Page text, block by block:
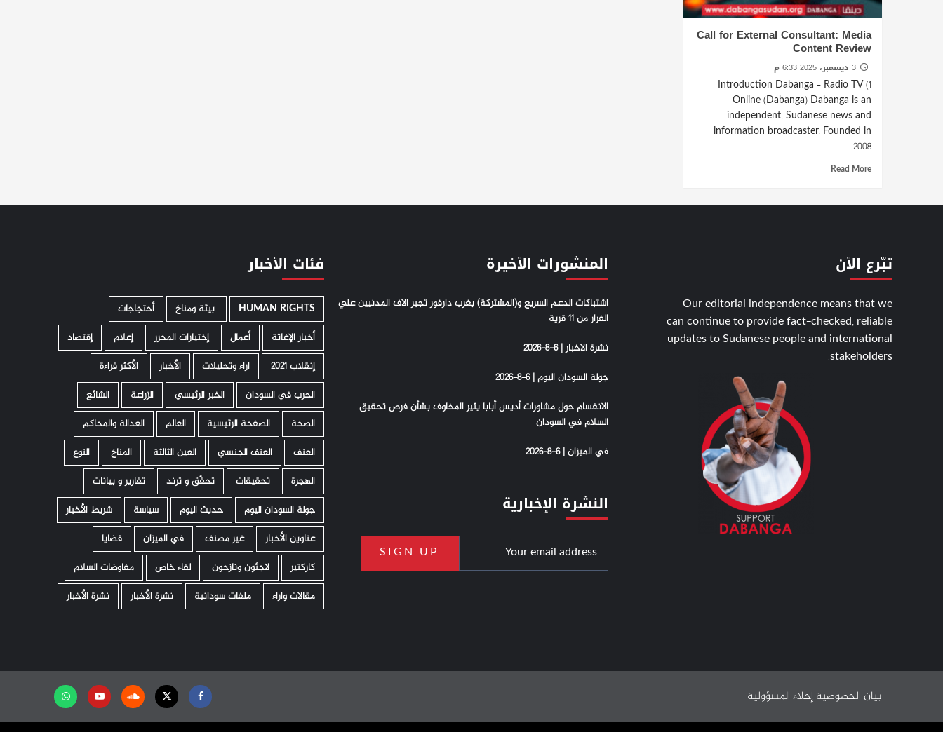
Call for External Consultant: Media
Content Review
1) Introduction Dabanga – Radio TV
Online (Dabanga) Dabanga is an
independent, Sudanese news and
information broadcaster. Founded in
2008...
Read More
تبّرع الأن
Our editorial independence means that we
can continue to provide fact-checked, reliable
updates to Sudanese people and international
stakeholders.
المنشورات الأخيرة
اشتباكات الدعم السريع و(المشتركة) بغرب دارفور تجبر الاف المدنيين علي
الفرار من 11 قرية
نشرة الاخبار | 6-8-2026
جولة السودان اليوم | 6-8-2026
الانقسام حول مشاورات أديس أبابا يثير المخاوف بشأن فرص تحقيق
السلام في السودان
في الميزان | 6-8-2026
النشرة الإخبارية
فئات الأخبار
HUMAN RIGHTS ­ بيئة ومناخ
أحتجاجات
أخبار الإغاثة
أعمال إختيارات المحرر إعلام
إقتصاد
إنقلاب 2021
اراء وتحليلات الأخبار
الأكثر قراءة
الحرب في السودان
الخبر الرئيسي الزراعة
الشائع
الصحة
الصفحة الرئيسية العالم
العدالة والمحاكم
العنف
العنف الجنسي العين الثالثة المناخ
النوع
الهجرة
تحقيقات تحقّق و ترند
تقارير و بيانات
جولة السودان اليوم
حديث اليوم سياسة
شريط الأخبار
عناوين الأخبار
غير مصنف في الميزان
قضايا
كاركتير
لاجئون ونازحون لقاء خاص
مفاوضات السلام
مقالات واراء
ملفات سودانية نشرة الأخبار نشرة الأخبار
بيان الخصوصيةإخلاء المسؤولية Facebook
Twitter
Soundcloud
Youtubeتابعنا